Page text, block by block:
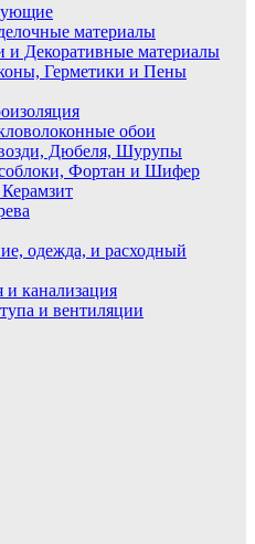
материалы
и Декоративные материалы
Герметики и Пены
обои
Дюбеля, Шурупы
Фортан и Шифер
одежда, и расходный
канализация
и вентиляции